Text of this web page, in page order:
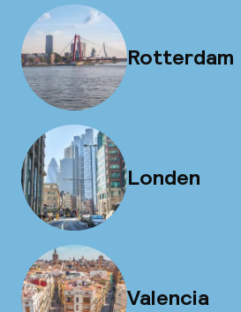
Rotterdam
Londen
Valencia